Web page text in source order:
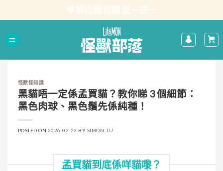
怪獸怪知識
黑貓唔一定係孟買貓？教你睇 3 個細節：
黑色肉球、黑色鬚先係純種！
POSTED ON 2026-02-23 BY SIMON_LU
孟買貓到底係咩貓嚟？